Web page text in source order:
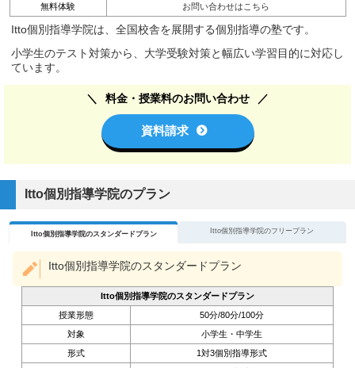
無料体験
お問い合わせはこちら
Itto個別指導学院は、全国校舎を展開する個別指導の塾です。
小学生のテスト対策から、大学受験対策と幅広い学習目的に対応し
ています。
料金・授業料のお問い合わせ
資料請求
Itto個別指導学院のプラン
Itto個別指導学院のスタンダードプラン
Itto個別指導学院のスタンダードプラン
Itto個別指導学院のスタンダードプラン
授業形態
50分/80分/100分
対象
小学生・中学生
形式
1対3個別指導形式
Itto個別指導学院のフリープラン